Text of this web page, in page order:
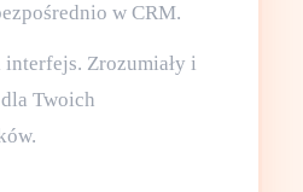
w CRM.
Zrozumiały i
Twoich